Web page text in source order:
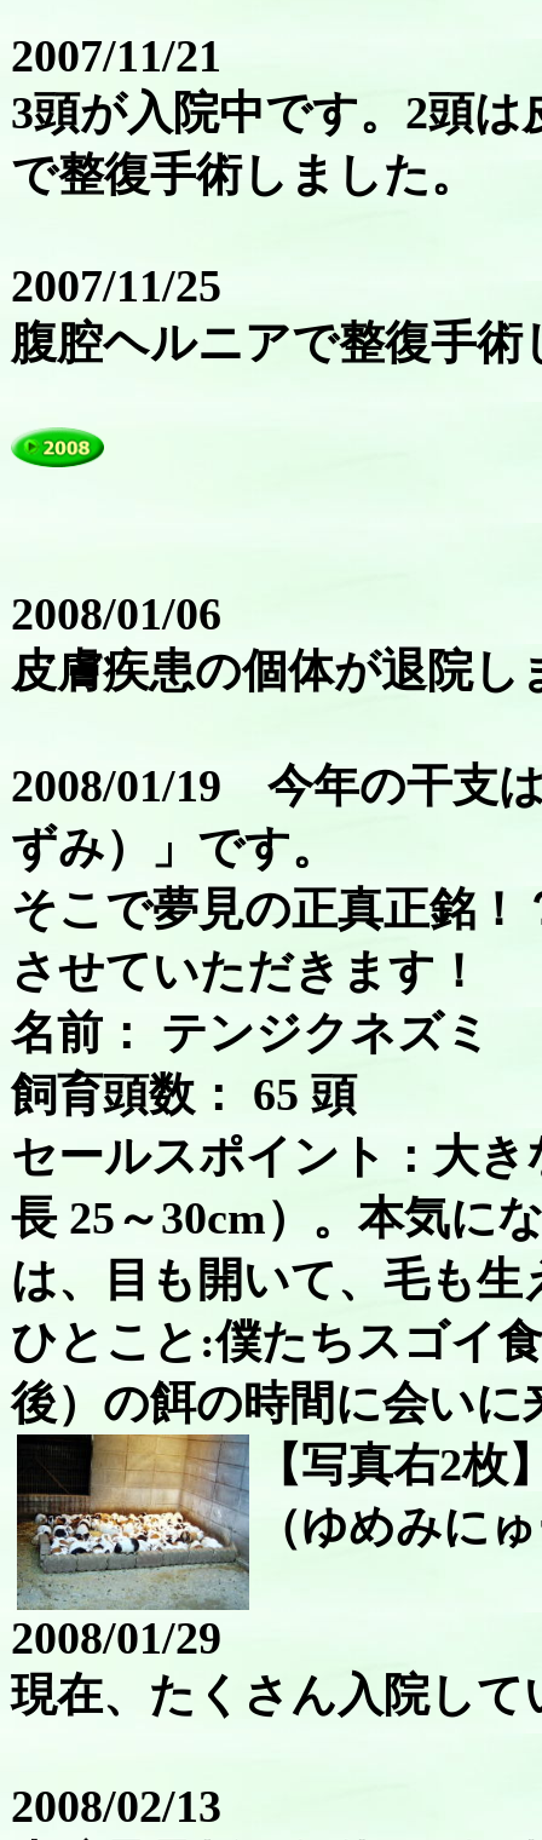
2007/11/21
3頭が入院中です。2頭
で整復手術しました。
2007/11/25
腹腔ヘルニアで整復手
2008/01/06
皮膚疾患の個体が退院し
2008/01/19 今年の干支
ずみ）」です。
そこで夢見の正真正銘
させていただきます！
名前： テンジクネズ
飼育頭数： 65 頭
セールスポイント：大
長 25～30cm）。本気に
は、目も開いて、毛も生
ひとこと:僕たちスゴイ
後）の餌の時間に会いに
【写真右2枚
（ゆめみに
2008/01/29
現在、たくさん入院して
2008/02/13